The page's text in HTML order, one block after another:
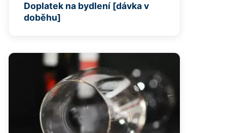
Doplatek na bydlení [dávka v
doběhu]